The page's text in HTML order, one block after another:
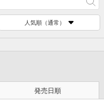
人気順（通常）
発売日順